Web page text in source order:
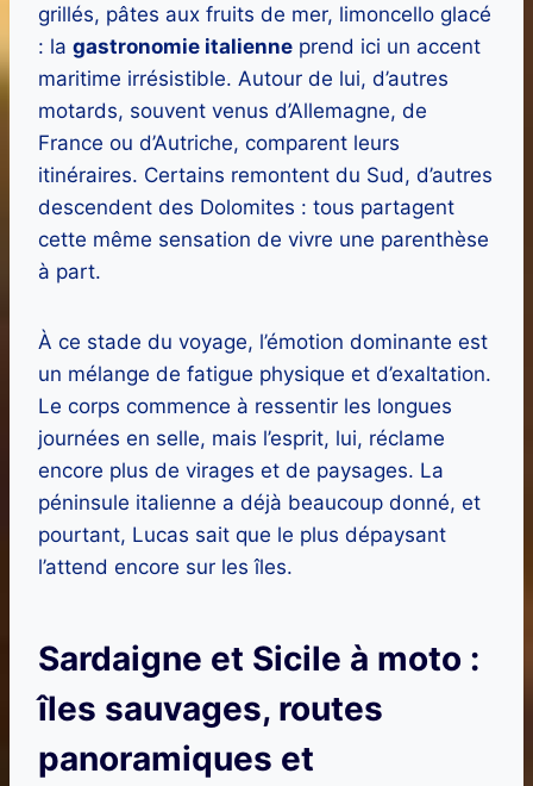
grillés, pâtes aux fruits de mer, limoncello glacé
: la gastronomie italienne prend ici un accent
maritime irrésistible. Autour de lui, d’autres
motards, souvent venus d’Allemagne, de
France ou d’Autriche, comparent leurs
itinéraires. Certains remontent du Sud, d’autres
descendent des Dolomites : tous partagent
cette même sensation de vivre une parenthèse
à part.
À ce stade du voyage, l’émotion dominante est
un mélange de fatigue physique et d’exaltation.
Le corps commence à ressentir les longues
journées en selle, mais l’esprit, lui, réclame
encore plus de virages et de paysages. La
péninsule italienne a déjà beaucoup donné, et
pourtant, Lucas sait que le plus dépaysant
l’attend encore sur les îles.
Sardaigne et Sicile à moto :
îles sauvages, routes
panoramiques et